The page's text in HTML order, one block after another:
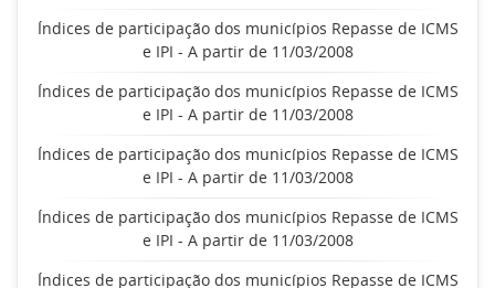
Índices de participação dos municípios Repasse de ICMS
e IPI - A partir de 11/03/2008
Índices de participação dos municípios Repasse de ICMS
e IPI - A partir de 11/03/2008
Índices de participação dos municípios Repasse de ICMS
e IPI - A partir de 11/03/2008
Índices de participação dos municípios Repasse de ICMS
e IPI - A partir de 11/03/2008
Índices de participação dos municípios Repasse de ICMS